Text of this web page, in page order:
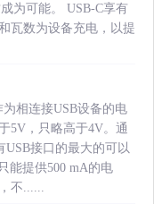
为可能。 USB-C享有
瓦数为设备充电，以提
相连接USB设备的电
5V，只略高于4V。通
USB接口的最大的可以
能提供500 mA的电
不......